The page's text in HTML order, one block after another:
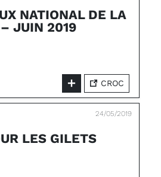
NATIONAL DE LA
JUIN 2019
CROC
24/05/2019
LES GILETS